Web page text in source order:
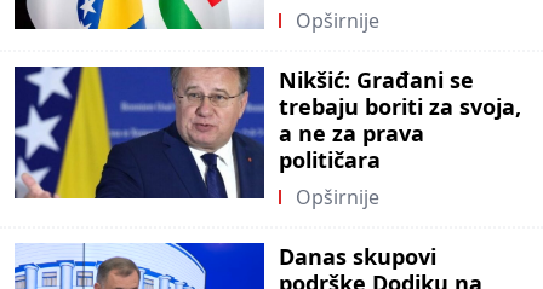
Opširnije
Nikšić: Građani se
trebaju boriti za svoja,
a ne za prava
političara
Opširnije
Danas skupovi
podrške Dodiku na